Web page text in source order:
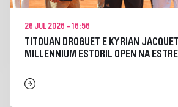
26 JUL 2026 - 16:56
TITOUAN DROGUET E KYRIAN
MILLENNIUM ESTORIL OPEN NA